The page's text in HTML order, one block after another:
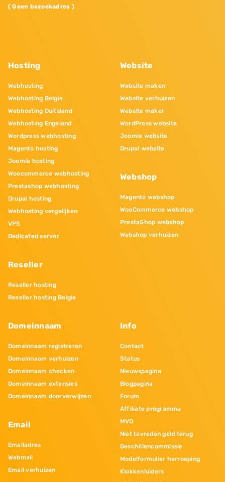
( Geen bezoekadres )
Hosting
Webhosting
Webhosting Belgie
Webhosting Duitsland
Webhosting Engeland
Wordpress webhosting
Magento hosting
Joomla hosting
Woocommerce webhosting
Prestashop webhosting
Drupal hosting
Webhosting vergelijken
VPS
Dedicated server
Reseller
Reseller hosting
Reseller hosting Belgie
Website
Website maken
Website verhuizen
Website maker
WordPress website
Joomla website
Drupal website
Webshop
Magento webshop
WooCommerce webshop
PrestaShop webshop
Webshop verhuizen
Domeinnaam
Domeinnaam registreren
Domeinnaam verhuizen
Domeinnaam checken
Domeinnaam extensies
Domeinnaam doorverwijzen
Email
Emailadres
Webmail
Email verhuizen
Info
Contact
Status
Nieuwspagina
Blogpagina
Forum
Affiliate programma
MVO
Niet tevreden geld terug
Geschillencommissie
Modelformulier herroeping
Klokkenluiders